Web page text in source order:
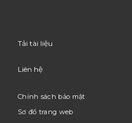
Tải tài liệu
Liên hệ
Chính sách bảo mật
Sơ đồ trang web